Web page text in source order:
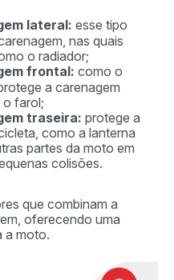
lateral: esse tipo
nas quais
o radiador;
frontal: como o
a carenagem
farol;
traseira: protege a
como a lanterna
partes da moto em
colisões.
que combinam a
oferecendo uma
a moto.